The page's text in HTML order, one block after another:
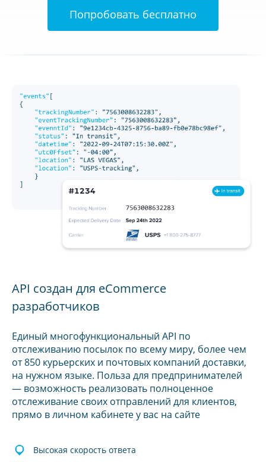
Попробовать бесплатно
API создан для eCommerce
разработчиков
Единый многофункциональный API по
отслеживанию посылок по всему миру, более чем
от 850 курьерских и почтовых компаний доставки,
на нужном языке. Польза для предпринимателей
— возможность реализовать полноценное
отслеживание своих отправлений для клиентов,
прямо в личном кабинете у вас на сайте
Высокая скорость ответа